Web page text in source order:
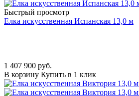
Быстрый просмотр
Елка искусственная Испанская 13,0 м
1 407 900 руб.
В корзину Купить в 1 клик